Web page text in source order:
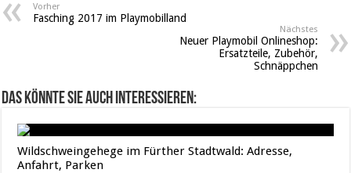
Vorher
Fasching 2017 im Playmobilland
Nächstes
Neuer Playmobil Onlineshop:
Ersatzteile, Zubehör,
Schnäppchen
Das könnte Sie auch interessieren:
Wildschweingehege im Fürther Stadtwald: Adresse,
Anfahrt, Parken